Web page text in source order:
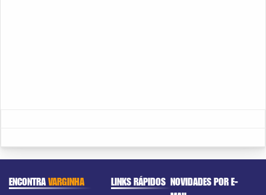
ENCONTRAVARGINHA LINKS RÁPIDOS NOVIDADES POR E-